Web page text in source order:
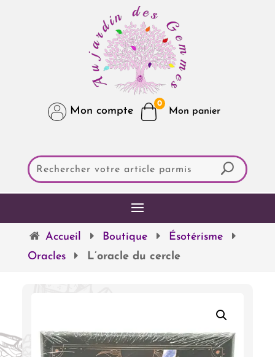
Mon compte
0
Accueil Boutique
Ésotérisme
Oracles
L’oracle du cercle